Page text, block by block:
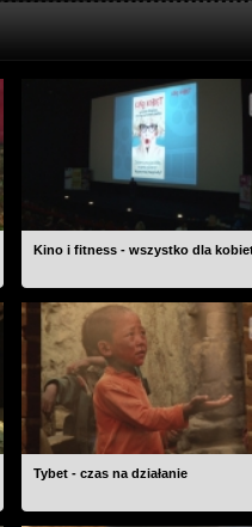
Kino i fitness - wszystko dla
Tybet - czas na działanie